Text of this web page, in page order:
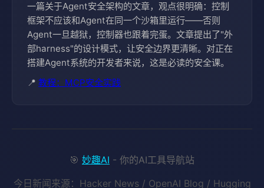
一篇关于Agent安全架构的文章，观点很明确：控制
框架不应该和Agent在同一个沙箱里运行——否则
Agent一旦越狱，控制器也跟着完蛋。文章提出了"外
部harness"的设计模式，让安全边界更清晰。对正在
搭建Agent系统的开发者来说，这是必读的安全课。
📍 教程：MCP安全实践
🎯 妙趣AI - 你的AI工具导航站
今日新闻来源：Hacker News / OpenAI Blog / Hugging